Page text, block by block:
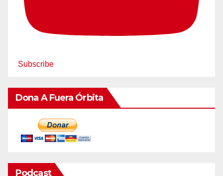
Subscribe
Dona A Fuera Órbita
Podcast